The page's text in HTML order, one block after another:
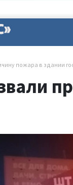
пожара в здании